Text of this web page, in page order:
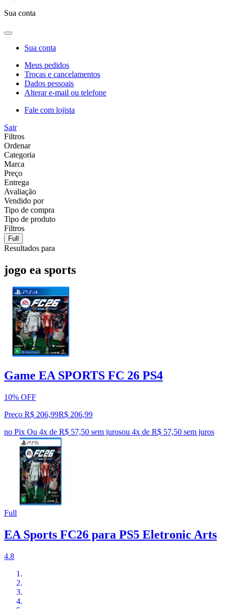
Sua conta
Sua conta
Meus pedidos
Trocas e cancelamentos
Dados pessoais
Alterar e-mail ou telefone
Fale com lojista
Sair
Filtros
Ordenar
Categoria
Marca
Preço
Entrega
Avaliação
Vendido por
Tipo de compra
Tipo de produto
Filtros
Full
Resultados para
jogo ea sports
Game EA SPORTS FC 26 PS4
10% OFF
Preço R$ 206,99R$ 206,99
no Pix Ou 4x de R$ 57,50 sem jurosou 4x de R$ 57,50 sem juros
Full
EA Sports FC26 para PS5 Eletronic Arts
4.8